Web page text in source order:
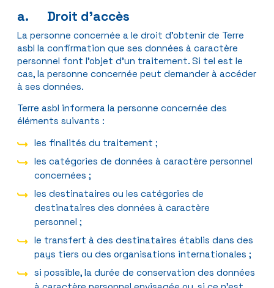
a. Droit d’accès
La personne concernée a le droit d’obtenir de Terre
asbl la confirmation que ses données à caractère
personnel font l’objet d’un traitement. Si tel est le
cas, la personne concernée peut demander à accéder
à ses données.
Terre asbl informera la personne concernée des
éléments suivants :
les finalités du traitement ;
les catégories de données à caractère personnel
concernées ;
les destinataires ou les catégories de
destinataires des données à caractère
personnel ;
le transfert à des destinataires établis dans des
pays tiers ou des organisations internationales ;
si possible, la durée de conservation des données